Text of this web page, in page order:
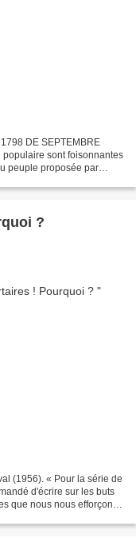
DE SEPTEMBRE
sont foisonnantes
peuple proposée par
?
(1956). « Pour la série de
d'écrire sur les buts
que nous nous efforçons